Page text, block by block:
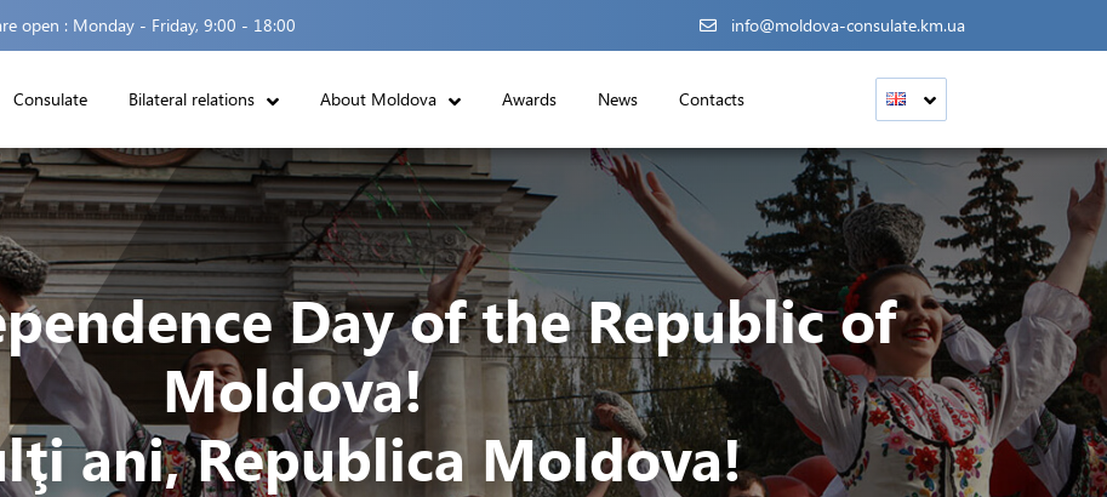
open : Monday - Friday, 9:00 - 18:00 info@moldova-consulate.km.ua
Consulate Bilateral relations About Moldova Awards News Contacts
Day of the Republic of
Moldova!
ani, Republica Moldova!